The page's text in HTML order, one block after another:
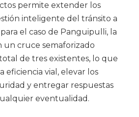
permite extender los
inteligente del tránsito a
el caso de Panguipulli, la
un cruce semaforizado
de tres existentes, lo que
eficiencia vial, elevar los
y entregar respuestas
eventualidad.